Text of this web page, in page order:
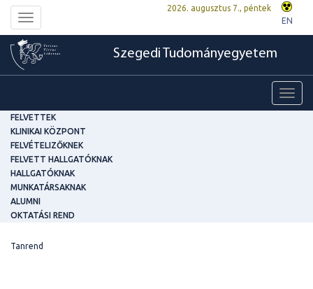
Toggle
navigation
2026. augusztus 7., péntek
EN
Szegedi Tudományegyetem
FELVETTEK
KLINIKAI KÖZPONT
FELVÉTELIZŐKNEK
FELVETT HALLGATÓKNAK
HALLGATÓKNAK
MUNKATÁRSAKNAK
ALUMNI
OKTATÁSI REND
Tanrend